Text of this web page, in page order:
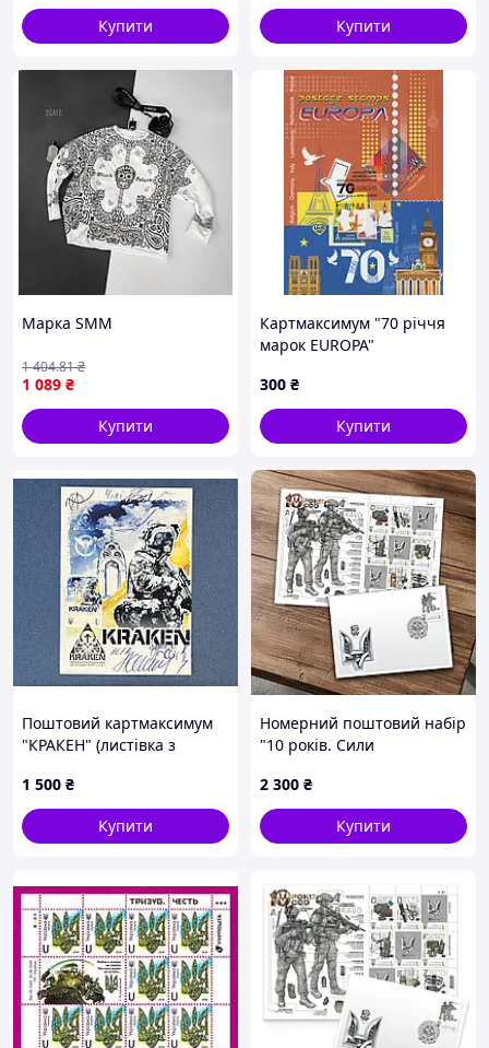
Купити
Купити
Марка SMM
1 089 ₴
1 404.81₴
Купити
Картмаксимум "70 річчя
марок EUROPA"
300 ₴
Купити
Поштовий картмаксимум
"КРАКЕН" (листівка з
1 500 ₴
Купити
Номерний поштовий набір
"10 років. Сили
(9 марок), Власна марка,
2026
2 300 ₴
Купити